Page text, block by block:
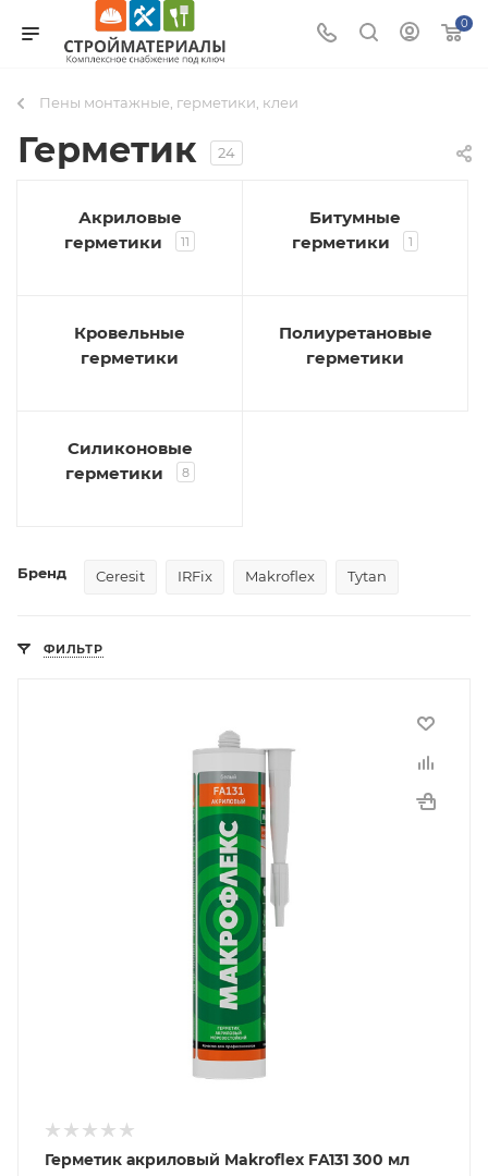
0
Пены монтажные, герметики, клеи
Герметик 24
Акриловые
герметики
11
Битумные
герметики
1
Кровельные
герметики
Полиуретановые
герметики
Силиконовые
герметики
8
Бренд Ceresit IRFix Makroflex Tytan
ФИЛЬТР
Герметик акриловый Makroflex FA131 300 мл